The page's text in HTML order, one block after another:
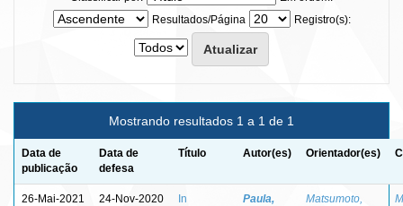
Resultados/Página
Registro(s):
Mostrando resultados 1 a 1 de 1
Data de
publicação
Data de
defesa
Título Autor(es) Orientador(es)
26-Mai-2021 24-Nov-2020
In
Paula,
Matsumoto,